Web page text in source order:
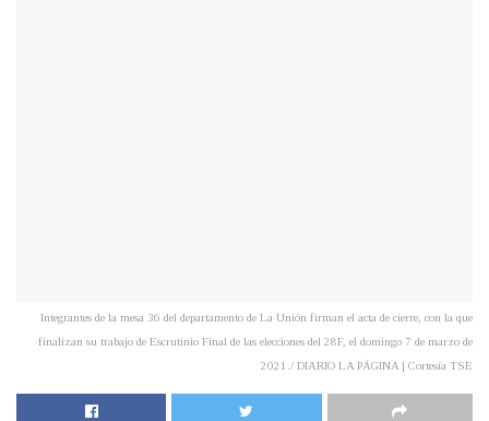
Integrantes de la mesa 36 del departamento de La Unión firman el acta de cierre, con la que
finalizan su trabajo de Escrutinio Final de las elecciones del 28F, el domingo 7 de marzo de
2021./ DIARIO LA PÁGINA | Cortesía TSE